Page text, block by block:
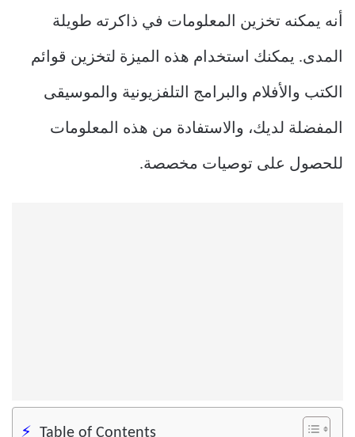
أنه يمكنه تخزين المعلومات في ذاكرته طويلة
المدى. يمكنك استخدام هذه الميزة لتخزين قوائم
الكتب والأفلام والبرامج التلفزيونية والموسيقى
المفضلة لديك، والاستفادة من هذه المعلومات
للحصول على توصيات مخصصة.
Table of Contents